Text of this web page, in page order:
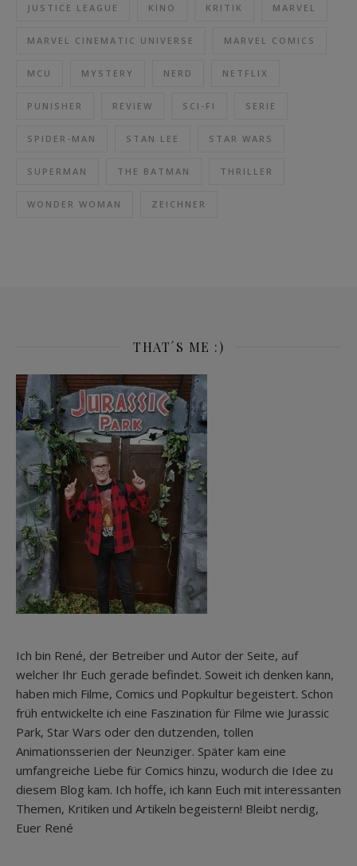
JUSTICE LEAGUE KINO KRITIK MARVEL
MARVEL CINEMATIC UNIVERSE MARVEL COMICS
MCU MYSTERY NERD NETFLIX
PUNISHER REVIEW SCI-FI SERIE
SPIDER-MAN STAN LEE STAR WARS
SUPERMAN THE BATMAN THRILLER
WONDER WOMAN ZEICHNER
THAT´S ME :)
Ich bin René, der Betreiber und Autor der Seite, auf
welcher Ihr Euch gerade befindet. Soweit ich denken kann,
haben mich Filme, Comics und Popkultur begeistert. Schon
früh entwickelte ich eine Faszination für Filme wie Jurassic
Park, Star Wars oder den dutzenden, tollen
Animationsserien der Neunziger. Später kam eine
umfangreiche Liebe für Comics hinzu, wodurch die Idee zu
diesem Blog kam. Ich hoffe, ich kann Euch mit interessanten
Themen, Kritiken und Artikeln begeistern! Bleibt nerdig,
Euer René